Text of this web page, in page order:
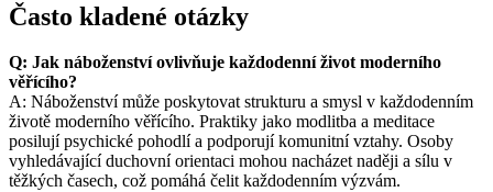
Často kladené otázky
Q: Jak náboženství ovlivňuje každodenní život moderního
věřícího?
A: Náboženství může poskytovat strukturu a smysl v každodenním
životě moderního věřícího. Praktiky jako modlitba a meditace
posilují psychické pohodlí a podporují komunitní vztahy. Osoby
vyhledávající duchovní orientaci mohou nacházet naději a sílu v
těžkých časech, což pomáhá čelit každodenním výzvám.